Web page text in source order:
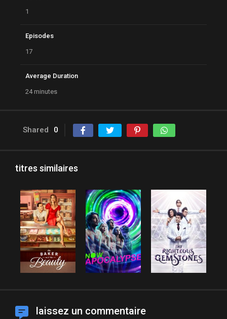
1
Episodes
17
Average Duration
24 minutes
Shared 0
titres similaires
laissez un commentaire